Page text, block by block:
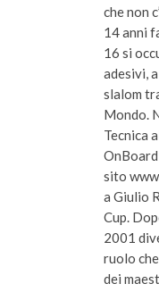
che non
14 anni
16 si
adesivi,
slalom
Mondo.
Tecnica
sito
a Giulio
Cup.
2001
ruolo
dei